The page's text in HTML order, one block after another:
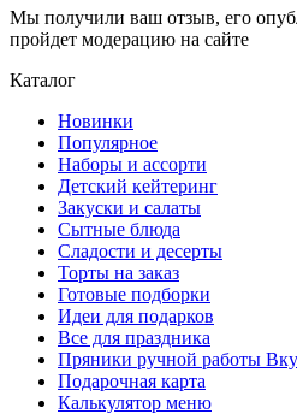
Мы получили ваш отзыв, его
пройдет модерацию на сайте
Каталог
Новинки
Популярное
Наборы и ассорти
Детский кейтеринг
Закуски и салаты
Сытные блюда
Сладости и десерты
Торты на заказ
Готовые подборки
Идеи для подарков
Все для праздника
Пряники ручной работы
Подарочная карта
Калькулятор меню